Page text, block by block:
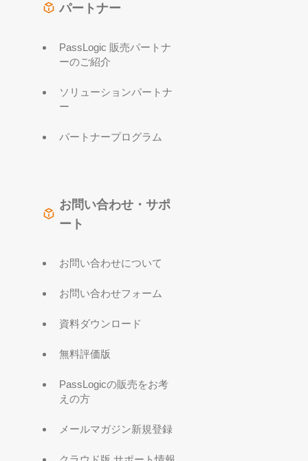
パートナー
PassLogic 販売パートナ
ーのご紹介
ソリューションパートナ
ー
パートナープログラム
お問い合わせ・サポ
ート
お問い合わせについて
お問い合わせフォーム
資料ダウンロード
無料評価版
PassLogicの販売をお考
えの方
メールマガジン新規登録